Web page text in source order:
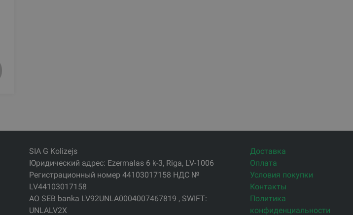
SIA G Kolizejs
Юридический адрес: Ezermalas 6 k-3, Riga, LV-1006
Регистрационный номер 44103017158 НДС №
LV44103017158
АО SEB banka LV92UNLA0004007467819 , SWIFT:
UNLALV2X
Доставка
Оплата
Условия покупки
Контакты
Политика
конфиденциальности